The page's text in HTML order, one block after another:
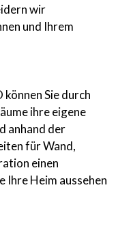
wir
und Ihrem
Sie durch
ihre eigene
anhand der
für Wand,
einen
Ihre Heim aussehen